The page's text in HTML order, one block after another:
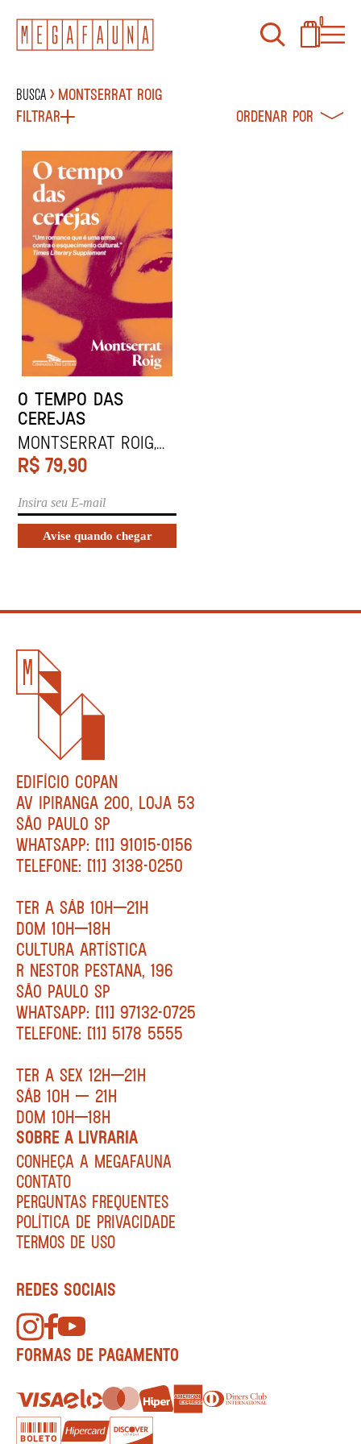
0
Busca
Montserrat Roig
Filtrar
O TEMPO DAS
CEREJAS
Montserrat Roig,
be rgb, Meritxell
Hernando Marsal e
Bloco Gráfico
R$ 79,90
EDIFÍCIO COPAN
AV IPIRANGA 200, LOJA 53
SÃO PAULO SP
WHATSAPP: [11] 91015-0156
TELEFONE: [11] 3138-0250
TER A SÁB 10H—21H
DOM 10H—18H
CULTURA ARTÍSTICA
R NESTOR PESTANA, 196
SÃO PAULO SP
WHATSAPP: [11] 97132-0725
TELEFONE: [11] 5178 5555
TER A SEX 12H—21H
SÁB 10H — 21H
DOM 10H—18H
SOBRE A LIVRARIA
CONHEÇA A MEGAFAUNA
CONTATO
PERGUNTAS FREQUENTES
POLÍTICA DE PRIVACIDADE
TERMOS DE USO
REDES SOCIAIS
FORMAS DE PAGAMENTO